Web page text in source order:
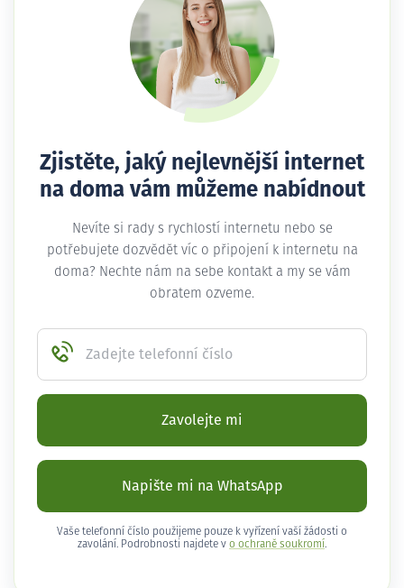
Zjistěte, jaký nejlevnější internet
na doma vám můžeme nabídnout
Nevíte si rady s rychlostí internetu nebo se
potřebujete dozvědět víc o připojení k internetu na
doma? Nechte nám na sebe kontakt a my se vám
obratem ozveme.
Zadejte telefonní číslo
Zavolejte mi
Napište mi na WhatsApp
Vaše telefonní číslo použijeme pouze k vyřízení vaší žádosti o
zavolání. Podrobnosti najdete v o ochraně soukromí .